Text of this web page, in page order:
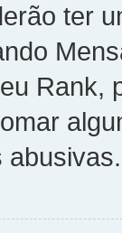
ter
Rank,
abusivas.